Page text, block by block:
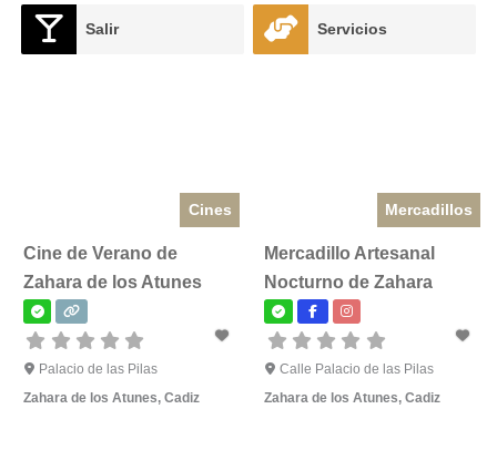
Salir Servicios
Cines
Cine de Verano de
Zahara de los Atunes
Palacio de las Pilas
Zahara de los Atunes, Cadiz
Mercadillos
Mercadillo Artesanal
Nocturno de Zahara
Calle Palacio de las Pilas
Zahara de los Atunes,Cadiz